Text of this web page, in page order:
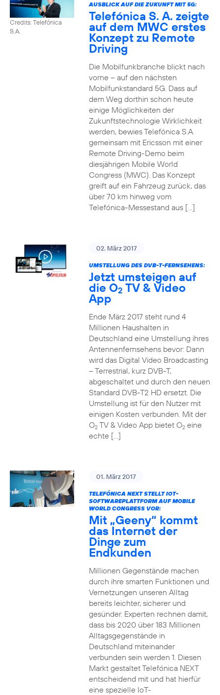
Credits: Telefónica
S.A.
AUSBLICK AUF DIE ZUKUNFT MIT 5G:
Telefónica S. A. zeigte
auf dem MWC erstes
Konzept zu Remote
Driving
Die Mobilfunkbranche blickt nach
vorne – auf den nächsten
Mobilfunkstandard 5G. Dass auf
dem Weg dorthin schon heute
einige Möglichkeiten der
Zukunftstechnologie Wirklichkeit
werden, bewies Telefónica S.A.
gemeinsam mit Ericsson mit einer
Remote Driving-Demo beim
diesjährigen Mobile World
Congress (MWC). Das Konzept
greift auf ein Fahrzeug zurück, das
über 70 km hinweg vom
Telefónica-Messestand aus […]
02. März 2017
UMSTELLUNG DES DVB-T-FERNSEHENS:
Jetzt umsteigen auf
die O2 TV & Video
App
Ende März 2017 steht rund 4
Millionen Haushalten in
Deutschland eine Umstellung ihres
Antennenfernsehens bevor: Dann
wird das Digital Video Broadcasting
– Terrestrial, kurz DVB-T,
abgeschaltet und durch den neuen
Standard DVB-T2 HD ersetzt. Die
Umstellung ist für den Nutzer mit
einigen Kosten verbunden. Mit der
O2TV & Video App bietet O2eine
echte […]
01. März 2017
TELEFÓNICA NEXT STELLT IOT-
SOFTWAREPLATTFORM AUF MOBILE
WORLD CONGRESS VOR:
Mit „Geeny“ kommt
das Internet der
Dinge zum
Endkunden
Millionen Gegenstände machen
durch ihre smarten Funktionen und
Vernetzungen unseren Alltag
bereits leichter, sicherer und
gesünder. Experten rechnen damit,
dass bis 2020 über 183 Millionen
Alltagsgegenstände in
Deutschland miteinander
verbunden sein werden 1. Diesen
Markt gestaltet Telefónica NEXT
entscheidend mit und hat hierfür
eine spezielle IoT-